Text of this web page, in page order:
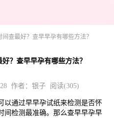
查最好？查早早孕有哪些方法？
？查早早孕有哪些方法？
作者：银子 阅读(305)
通过早早孕试纸来检测是否怀
间检测最准确。那么查早早孕早